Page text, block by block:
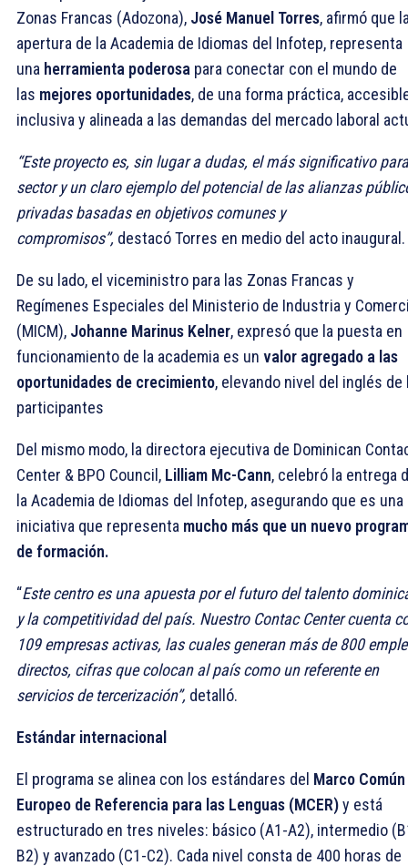
Zonas Francas (Adozona), José Manuel Torres, afirmó que
apertura de la Academia de Idiomas del Infotep, representa
una herramienta poderosa para conectar con el mundo de
las mejores oportunidades, de una forma práctica,
inclusiva y alineada a las demandas del mercado laboral
“Este proyecto es, sin lugar a dudas, el más significativo
sector y un claro ejemplo del potencial de las alianzas
privadas basadas en objetivos comunes y
compromisos”, destacó Torres en medio del acto inaugural.
De su lado, el viceministro para las Zonas Francas y
Regímenes Especiales del Ministerio de Industria y
(MICM), Johanne Marinus Kelner, expresó que la puesta en
funcionamiento de la academia es un valor agregado a las
oportunidades de crecimiento, elevando nivel del inglés de
participantes
Del mismo modo, la directora ejecutiva de Dominican
Center & BPO Council, Lilliam Mc-Cann, celebró la entrega
la Academia de Idiomas del Infotep, asegurando que es una
iniciativa que representa mucho más que un nuevo
de formación.
“Este centro es una apuesta por el futuro del talento
y la competitividad del país. Nuestro Contac Center cuenta
109 empresas activas, las cuales generan más de 800
directos, cifras que colocan al país como un referente en
servicios de tercerización”, detalló.
Estándar internacional
El programa se alinea con los estándares del Marco Común
Europeo de Referencia para las Lenguas (MCER)y está
estructurado en tres niveles: básico (A1-A2), intermedio
B2) y avanzado (C1-C2). Cada nivel consta de 400 horas de